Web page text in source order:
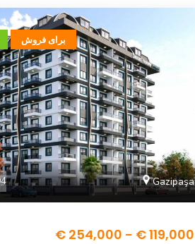
برای فروش
Gazipaşa
119,000 € - 254,000 €